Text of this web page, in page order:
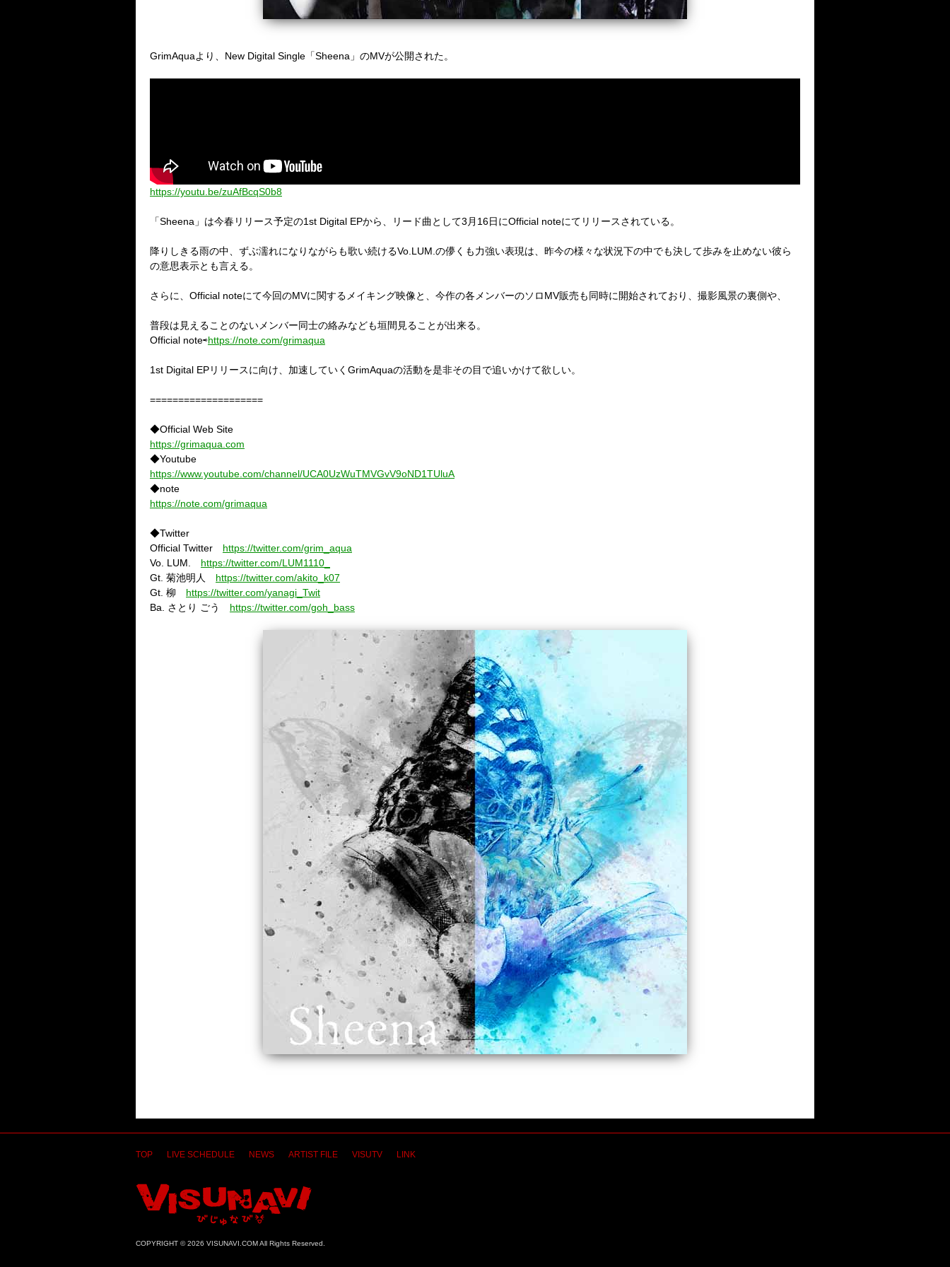
GrimAquaより、New Digital Single「Sheena」のMVが公開された。
https://youtu.be/zuAfBcqS0b8
「Sheena」は今春リリース予定の1st Digital EPから、リード曲として3月16日にOfficial noteにてリリースされている。
降りしきる雨の中、ずぶ濡れになりながらも歌い続けるVo.LUM.の儚くも力強い表現は、昨今の様々な状況下の中でも決して歩みを止めない彼ら
の意思表示とも言える。
さらに、Official noteにて今回のMVに関するメイキング映像と、今作の各メンバーのソロMV販売も同時に開始されており、撮影風景の裏側や、
普段は見えることのないメンバー同士の絡みなども垣間見ることが出来る。
Official note⇨https://note.com/grimaqua
1st Digital EPリリースに向け、加速していくGrimAquaの活動を是非その目で追いかけて欲しい。
====================
◆Official Web Site
https://grimaqua.com
◆Youtube
https://www.youtube.com/channel/UCA0UzWuTMVGvV9oND1TUluA
◆note
https://note.com/grimaqua
◆Twitter
Official Twitter https://twitter.com/grim_aqua
Vo. LUM. https://twitter.com/LUM1110_
Gt. 菊池明人 https://twitter.com/akito_k07
Gt. 柳 https://twitter.com/yanagi_Twit
Ba. さとり ごう https://twitter.com/goh_bass
TOP LIVE SCHEDULE NEWS ARTIST FILE VISUTV LINK
COPYRIGHT © 2026 VISUNAVI.COM All Rights Reserved.